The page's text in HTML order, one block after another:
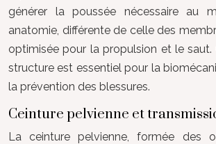
générer la poussée nécessaire au
anatomie, différente de celle des
optimisée pour la propulsion et le saut.
structure est essentiel pour la
la prévention des blessures.
Ceinture pelvienne et
La ceinture pelvienne, formée des